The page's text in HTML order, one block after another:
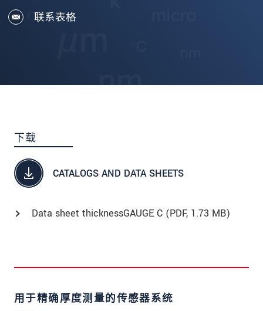
联系表格
下载
CATALOGS AND DATA SHEETS
Data sheet thicknessGAUGE C (PDF, 1.73 MB)
用于精确厚度测量的传感器系统